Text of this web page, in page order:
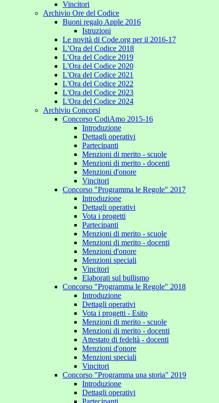
Vincitori
Archivio Ore del Codice
Buoni regalo Apple 2016
Istruzioni
Le novità di Code.org per il 2016-17
L’Ora del Codice 2018
L'Ora del Codice 2019
L'Ora del Codice 2020
L'Ora del Codice 2021
L'Ora del Codice 2022
L'Ora del Codice 2023
L'Ora del Codice 2024
Archivio Concorsi
Concorso CodiAmo 2015-16
Introduzione
Dettagli operativi
Partecipanti
Menzioni di merito - scuole
Menzioni di merito - docenti
Menzioni d'onore
Vincitori
Concorso "Programma le Regole" 2017
Introduzione
Dettagli operativi
Vota i progetti
Partecipanti
Menzioni di merito - scuole
Menzioni di merito - docenti
Menzioni d'onore
Menzioni speciali
Vincitori
Elaborati sul bullismo
Concorso "Programma le Regole" 2018
Introduzione
Dettagli operativi
Vota i progetti - Esito
Menzioni di merito - scuole
Menzioni di merito - docenti
Attestato di fedeltà - docenti
Menzioni d'onore
Menzioni speciali
Vincitori
Concorso "Programma una storia" 2019
Introduzione
Dettagli operativi
Partecipanti